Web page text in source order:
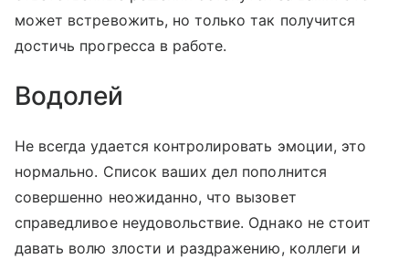
может встревожить, но только так получится
достичь прогресса в работе.
Водолей
Не всегда удается контролировать эмоции, это
нормально. Список ваших дел пополнится
совершенно неожиданно, что вызовет
справедливое неудовольствие. Однако не стоит
давать волю злости и раздражению, коллеги и